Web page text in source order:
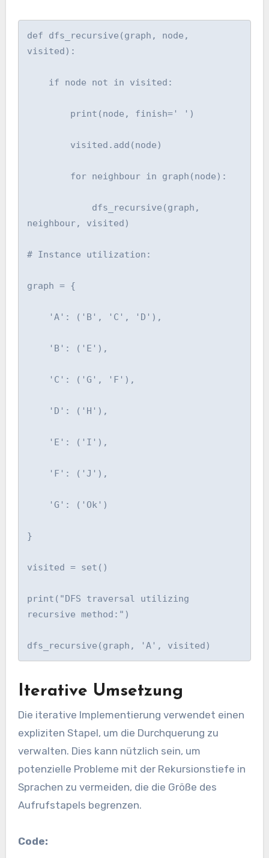
def dfs_recursive(graph, node,
visited):
if node not in visited:
print(node, finish=' ')
visited.add(node)
for neighbour in graph(node):
dfs_recursive(graph,
neighbour, visited)
# Instance utilization:
graph = {
'A': ('B', 'C', 'D'),
'B': ('E'),
'C': ('G', 'F'),
'D': ('H'),
'E': ('I'),
'F': ('J'),
'G': ('Ok')
}
visited = set()
print("DFS traversal utilizing
recursive method:")
dfs_recursive(graph, 'A', visited)
Iterative Umsetzung
Die iterative Implementierung verwendet einen
expliziten Stapel, um die Durchquerung zu
verwalten. Dies kann nützlich sein, um
potenzielle Probleme mit der Rekursionstiefe in
Sprachen zu vermeiden, die die Größe des
Aufrufstapels begrenzen.
Code: